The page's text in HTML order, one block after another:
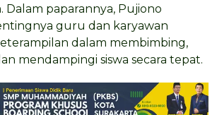
Dalam paparannya, Pujiono
guru dan karyawan
dalam membimbing,
mendampingi siswa secara tepat.